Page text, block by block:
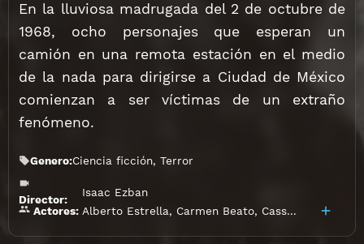
En la lluviosa madrugada del 2 de octubre de
1968, ocho personajes que esperan un
camión en una remota estación en el medio
de la nada para dirigirse a Ciudad de México
comienzan a ser víctimas de un extraño
fenómeno.
Genero:Ciencia ficción,Terror
Director:
Isaac Ezban
Actores: Alberto Estrella, Carmen Beato, Cassandra Ciangherotti